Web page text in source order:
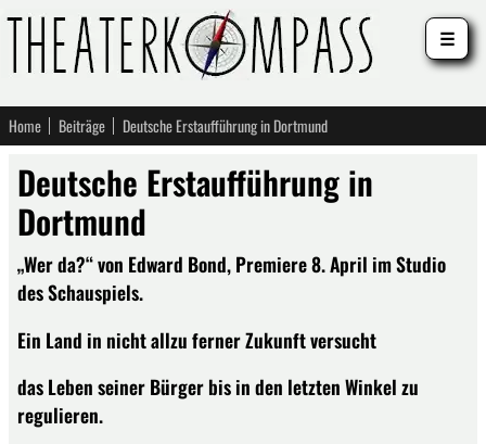
Home Beiträge Deutsche Erstaufführung in Dortmund
Deutsche Erstaufführung in
Dortmund
„Wer da?“ von Edward Bond, Premiere 8. April im Studio
des Schauspiels.
Ein Land in nicht allzu ferner Zukunft versucht
das Leben seiner Bürger bis in den letzten Winkel zu
regulieren.
☰